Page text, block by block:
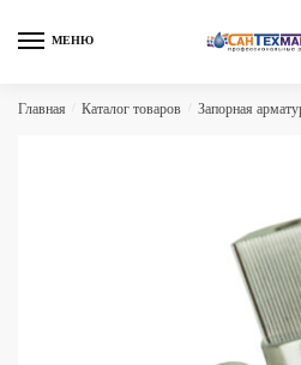
МЕНЮ
Главная Каталог товаров Запорная